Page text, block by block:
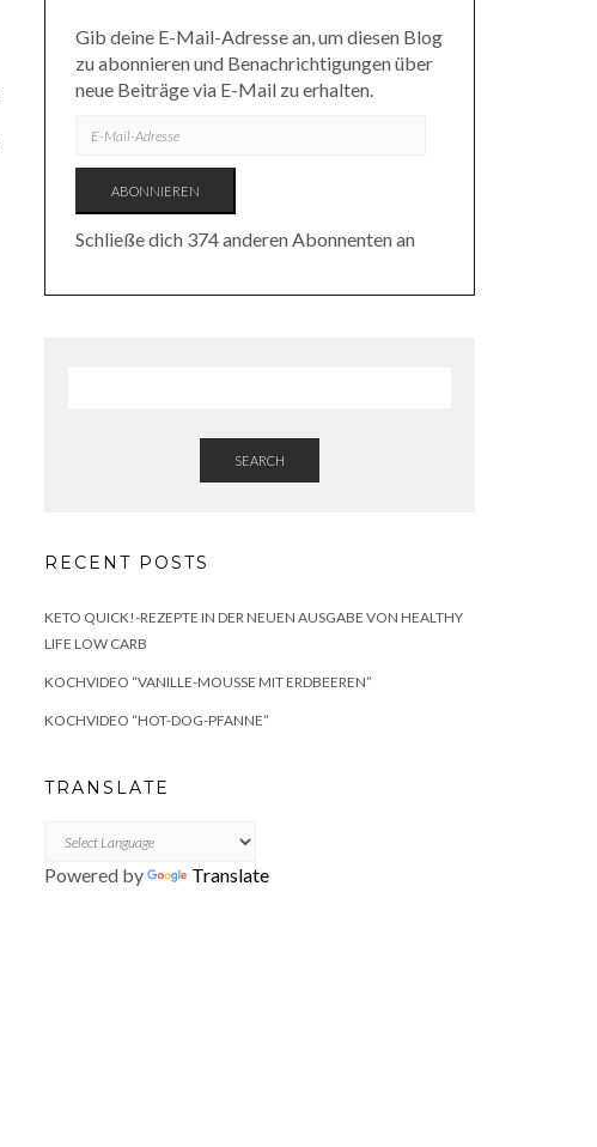
Gib deine E-Mail-Adresse an, um diesen Blog
zu abonnieren und Benachrichtigungen über
neue Beiträge via E-Mail zu erhalten.
MAIL-
ABONNIEREN
Schließe dich 374 anderen Abonnenten an
SEARCH
RECENT POSTS
KETO QUICK!-REZEPTE IN DER NEUEN AUSGABE VON HEALTHY
LIFE LOW CARB
KOCHVIDEO “VANILLE-MOUSSE MIT ERDBEEREN”
KOCHVIDEO “HOT-DOG-PFANNE”
TRANSLATE
Powered by Translate